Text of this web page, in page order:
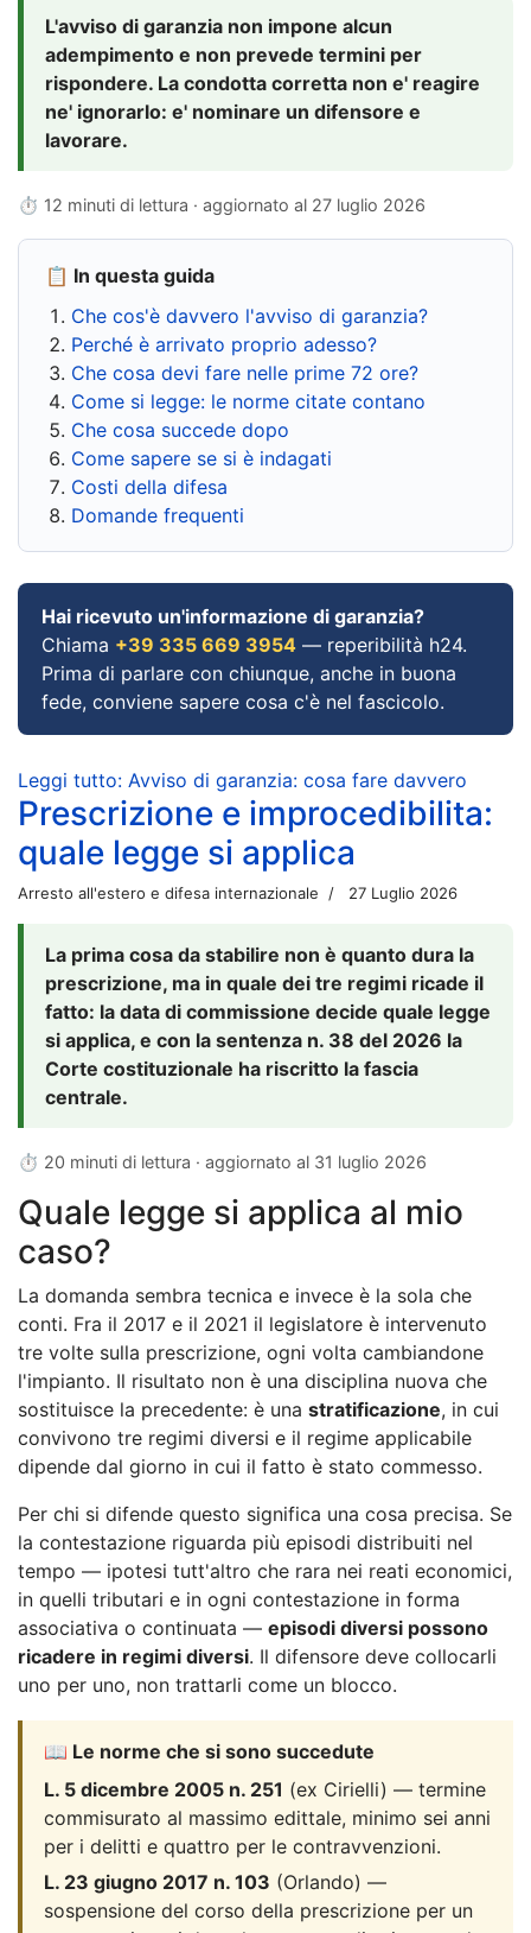
L'avviso di garanzia non impone alcun
adempimento e non prevede termini per
rispondere. La condotta corretta non e' reagire
ne' ignorarlo: e' nominare un difensore e
lavorare.
⏱ 12 minuti di lettura · aggiornato al 27 luglio 2026
📋 In questa guida
Che cos'è davvero l'avviso di garanzia?
Perché è arrivato proprio adesso?
Che cosa devi fare nelle prime 72 ore?
Come si legge: le norme citate contano
Che cosa succede dopo
Come sapere se si è indagati
Costi della difesa
Domande frequenti
Hai ricevuto un'informazione di garanzia?
Chiama +39 335 669 3954 — reperibilità h24.
Prima di parlare con chiunque, anche in buona
fede, conviene sapere cosa c'è nel fascicolo.
Leggi tutto: Avviso di garanzia: cosa fare davvero
Prescrizione e improcedibilita:
quale legge si applica
Arresto all'estero e difesa internazionale 27 Luglio 2026
La prima cosa da stabilire non è quanto dura la
prescrizione, ma in quale dei tre regimi ricade il
fatto: la data di commissione decide quale legge
si applica, e con la sentenza n. 38 del 2026 la
Corte costituzionale ha riscritto la fascia
centrale.
⏱ 20 minuti di lettura · aggiornato al 31 luglio 2026
Quale legge si applica al mio
caso?
La domanda sembra tecnica e invece è la sola che
conti. Fra il 2017 e il 2021 il legislatore è intervenuto
tre volte sulla prescrizione, ogni volta cambiandone
l'impianto. Il risultato non è una disciplina nuova che
sostituisce la precedente: è una stratificazione, in cui
convivono tre regimi diversi e il regime applicabile
dipende dal giorno in cui il fatto è stato commesso.
Per chi si difende questo significa una cosa precisa. Se
la contestazione riguarda più episodi distribuiti nel
tempo — ipotesi tutt'altro che rara nei reati economici,
in quelli tributari e in ogni contestazione in forma
associativa o continuata — episodi diversi possono
ricadere in regimi diversi. Il difensore deve collocarli
uno per uno, non trattarli come un blocco.
📖 Le norme che si sono succedute
L. 5 dicembre 2005 n. 251 (ex Cirielli) — termine
commisurato al massimo edittale, minimo sei anni
per i delitti e quattro per le contravvenzioni.
L. 23 giugno 2017 n. 103 (Orlando) —
sospensione del corso della prescrizione per un